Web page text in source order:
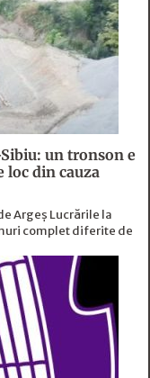
un tronson e
loc din cauza
Argeș Lucrările la
complet diferite de